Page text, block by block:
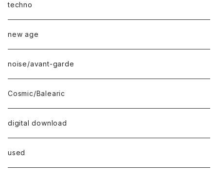
techno
new age
noise/avant-garde
Cosmic/Balearic
digital download
used